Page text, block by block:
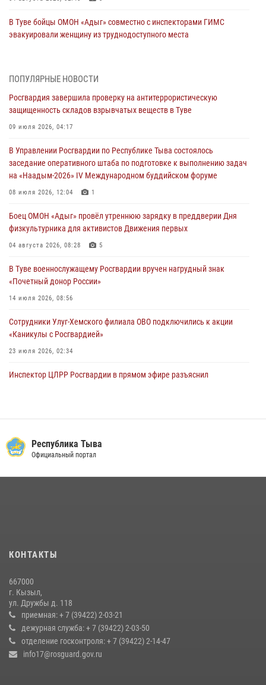
В Туве бойцы ОМОН «Адыг» совместно с инспекторами ГИМС
эвакуировали женщину из труднодоступного места
Росгвардия проверила организацию отдыха детей в детских
31 июля 2026, 03:49
Сотрудники вневедомственной охраны приняли участие в акции
29 июля 2026, 09:41
26 сигналов «Тревога» с автотранспортов отработали экипажи
задержаний Росгвардии в Туве с начала года
В Туве офицер Росгвардии подвела итоги юбилейного личного
забега
ПОПУЛЯРНЫЕ НОВОСТИ
Росгвардия завершила проверку на антитеррористическую
защищенность складов взрывчатых веществ в Туве
09 июля 2026, 04:17
В Управлении Росгвардии по Республике Тыва состоялось
заседание оперативного штаба по подготовке к выполнению задач
на «Наадым-2026» IV Международном буддийском форуме
08 июля 2026, 12:04 1
Боец ОМОН «Адыг» провёл утреннюю зарядку в преддверии Дня
физкультурника для активистов Движения первых
04 августа 2026, 08:28 5
В Туве военнослужащему Росгвардии вручен нагрудный знак
«Почетный донор России»
14 июля 2026, 08:56
Сотрудники Улуг-Хемского филиала ОВО подключились к акции
«Каникулы с Росгвардией»
23 июля 2026, 02:34
Инспектор ЦЛРР Росгвардии в прямом эфире разъяснил
Спортсмены Росгвардии стали победителями и призерами
Чемпионата по лёгкой атлетике Наадым-2026
лучников в канун тувинского праздника животноводов
23 июля 2026, 04:57
Кызылчанин поблагодарил сотрудников Росгвардии за
оперативное реагирование в решении конфликтной ситуации
17 июля 2026, 07:22 1
Республика Тыва
Официальный портал
КОНТАКТЫ
667000
г. Кызыл,
ул. Дружбы д. 118
приемная: + 7 (39422) 2-03-21
дежурная служба: + 7 (39422) 2-03-50
отделение госконтроля: + 7 (39422) 2-14-47
info17@rosguard.gov.ru